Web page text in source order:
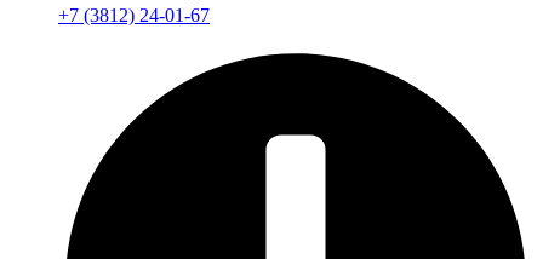
+7 (3812) 24-01-67